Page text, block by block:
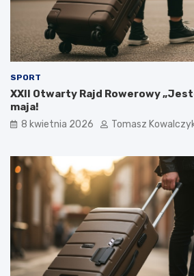
SPORT
XXII Otwarty Rajd Rowerowy
maja!
8 kwietnia 2026 Tomasz